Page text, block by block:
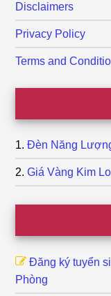
Disclaimers
Privacy Policy
Terms and
Đèn Năng
Giá Vàng Kim
Đăng ký tuyển
Phòng